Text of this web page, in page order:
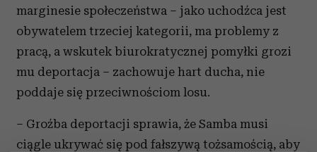
marginesie społeczeństwa – jako uchodźca jest
obywatelem trzeciej kategorii, ma problemy z
pracą, a wskutek biurokratycznej pomyłki grozi
mu deportacja – zachowuje hart ducha, nie
poddaje się przeciwnościom losu.
– Groźba deportacji sprawia, że Samba musi
ciągle ukrywać się pod fałszywą tożsamością, aby